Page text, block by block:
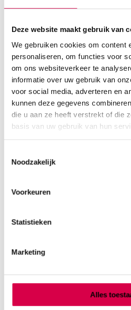
Deze website maakt gebruik van
We gebruiken cookies om content
personaliseren, om functies voor
om ons websiteverkeer te
informatie over uw gebruik van
voor social media, adverteren en
kunnen deze gegevens
die u aan ze heeft verstrekt of die
basis van uw gebruik van hun
Noodzakelijk
Voorkeuren
Statistieken
Marketing
Alles
Eco-line servobox
deksel, 500ml (1)
USON PLAST
1 stuk, 500 ml, eco, met deksel